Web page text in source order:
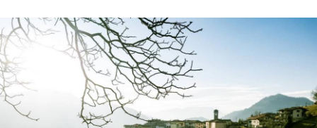
caratterizzati da eleganti affreschi, portali in pietra
nera, edifici religiosi e maestose chiese. Questi sono
luoghi impregnati di storia della resistenza
partigiana. ALavenonel’arte della lavorazione del
ferro risale a tempi antichissimi. Da qui il “
Maglio di
Lavenone ” ove venivano prodotti paioli in rame.